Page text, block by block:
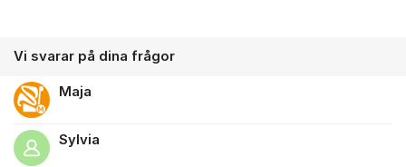
Vi svarar på dina frågor
Maja
Sylvia